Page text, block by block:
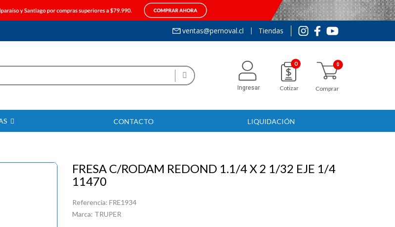
ventas@pernoval.cl Tiendas
Ingresar
0
Cotizar Comprar
CONTACTO LIQUIDACIÓN
FRESA C/RODAM REDOND 1.1/4 X 2 1/32 EJE 1/4
11470
Referencia: FRE1934
Marca: TRUPER